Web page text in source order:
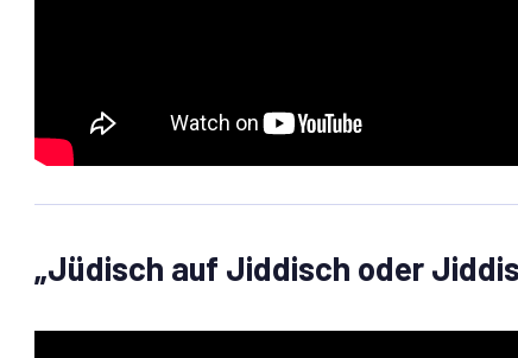
„Jüdisch auf Jiddisch oder